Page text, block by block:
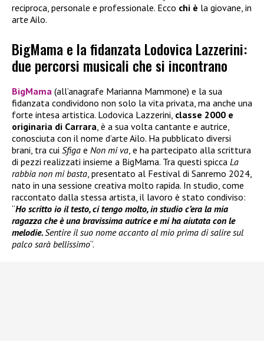
reciproca, personale e professionale. Ecco chi è la giovane, in
arte Ailo.
BigMama e la fidanzata Lodovica Lazzerini:
due percorsi musicali che si incontrano
BigMama (all’anagrafe Marianna Mammone) e la sua
fidanzata condividono non solo la vita privata, ma anche una
forte intesa artistica. Lodovica Lazzerini, classe 2000 e
originaria di Carrara, è a sua volta cantante e autrice,
conosciuta con il nome d’arte Ailo. Ha pubblicato diversi
brani, tra cui Sfiga e Non mi va, e ha partecipato alla scrittura
di pezzi realizzati insieme a BigMama. Tra questi spicca La
rabbia non mi basta, presentato al Festival di Sanremo 2024,
nato in una sessione creativa molto rapida. In studio, come
raccontato dalla stessa artista, il lavoro è stato condiviso:
“Ho scritto io il testo, ci tengo molto, in studio c’era la mia
ragazza che è una bravissima autrice e mi ha aiutata con le
melodie.Sentire il suo nome accanto al mio prima di salire sul
palco sarà bellissimo“.